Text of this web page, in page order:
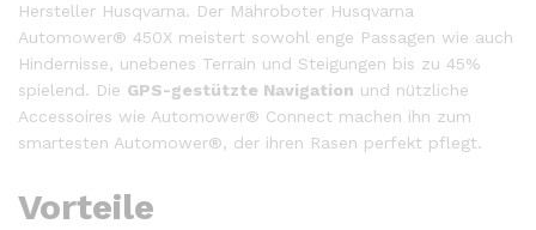
Hersteller Husqvarna. Der Mähroboter Husqvarna
Automower® 450X meistert sowohl enge Passagen wie auch
Hindernisse, unebenes Terrain und Steigungen bis zu 45%
spielend. Die GPS-gestützte Navigation und nützliche
Accessoires wie Automower® Connect machen ihn zum
smartesten Automower®, der ihren Rasen perfekt pflegt.
Vorteile